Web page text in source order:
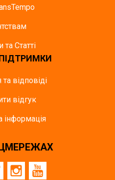
Статті
відповіді
відгук
інформація